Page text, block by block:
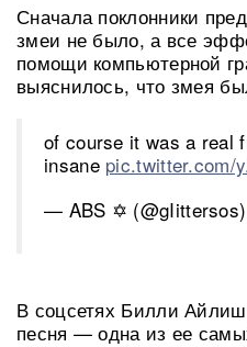
Сначала поклонники
змеи не было, а все
помощи компьютерной
выяснилось, что змея
of course it was a real
insane pic.twitter.com/
— ABS ✡︎ (@gIittersos)
В соцсетях Билли Айлиш
песня — одна из ее